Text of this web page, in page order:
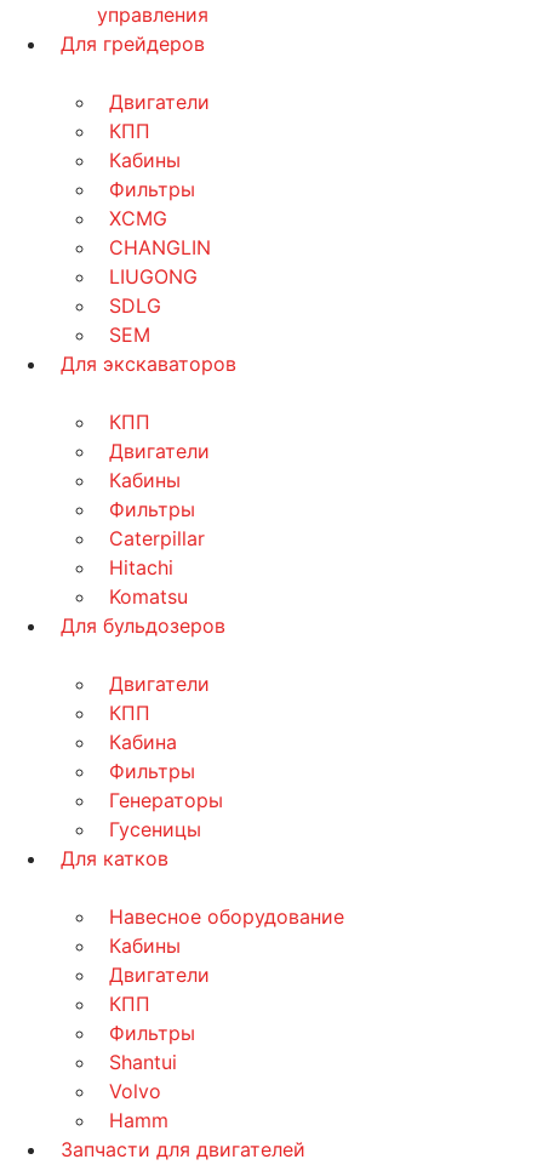
управления
Для грейдеров
Двигатели
КПП
Кабины
Фильтры
XCMG
CHANGLIN
LIUGONG
SDLG
SEM
Для экскаваторов
КПП
Двигатели
Кабины
Фильтры
Caterpillar
Hitachi
Komatsu
Для бульдозеров
Двигатели
КПП
Кабина
Фильтры
Генераторы
Гусеницы
Для катков
Навесное оборудование
Кабины
Двигатели
КПП
Фильтры
Shantui
Volvo
Hamm
Запчасти для двигателей